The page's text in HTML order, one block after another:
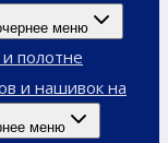
меню
полотне
и нашивок на
меню